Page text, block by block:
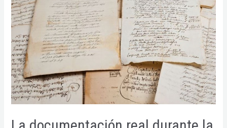
en
la
Corona
de
Castilla».